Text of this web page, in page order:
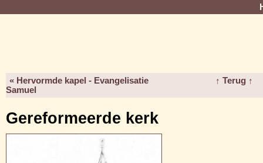
« Hervormde kapel - Evangelisatie
Samuel
↑ Terug ↑
Gereformeerde kerk